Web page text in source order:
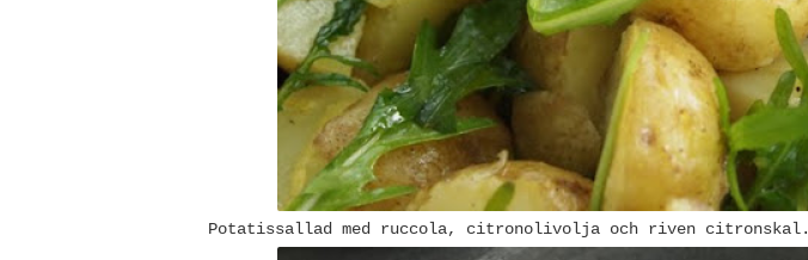
Potatissallad med ruccola, citronolivolja och riven citronskal.